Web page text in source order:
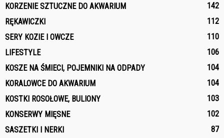
KORZENIE SZTUCZNE DO AKWARIUM
142
RĘKAWICZKI
112
SERY KOZIE I OWCZE
110
LIFESTYLE
106
KOSZE NA ŚMIECI, POJEMNIKI NA ODPADY
104
KORALOWCE DO AKWARIUM
104
KOSTKI ROSOŁOWE, BULIONY
103
KONSERWY MIĘSNE
102
SASZETKI I NERKI
87